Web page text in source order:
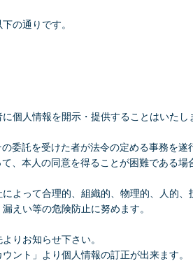
の通りです。
個人情報を開示・提供することはいたし
委託を受けた者が法令の定める事務を
、本人の同意を得ることが困難である場
よって合理的、組織的、物理的、人的
えい等の危険防止に努めます。
りお知らせ下さい。
ント」より個人情報の訂正が出来ます。